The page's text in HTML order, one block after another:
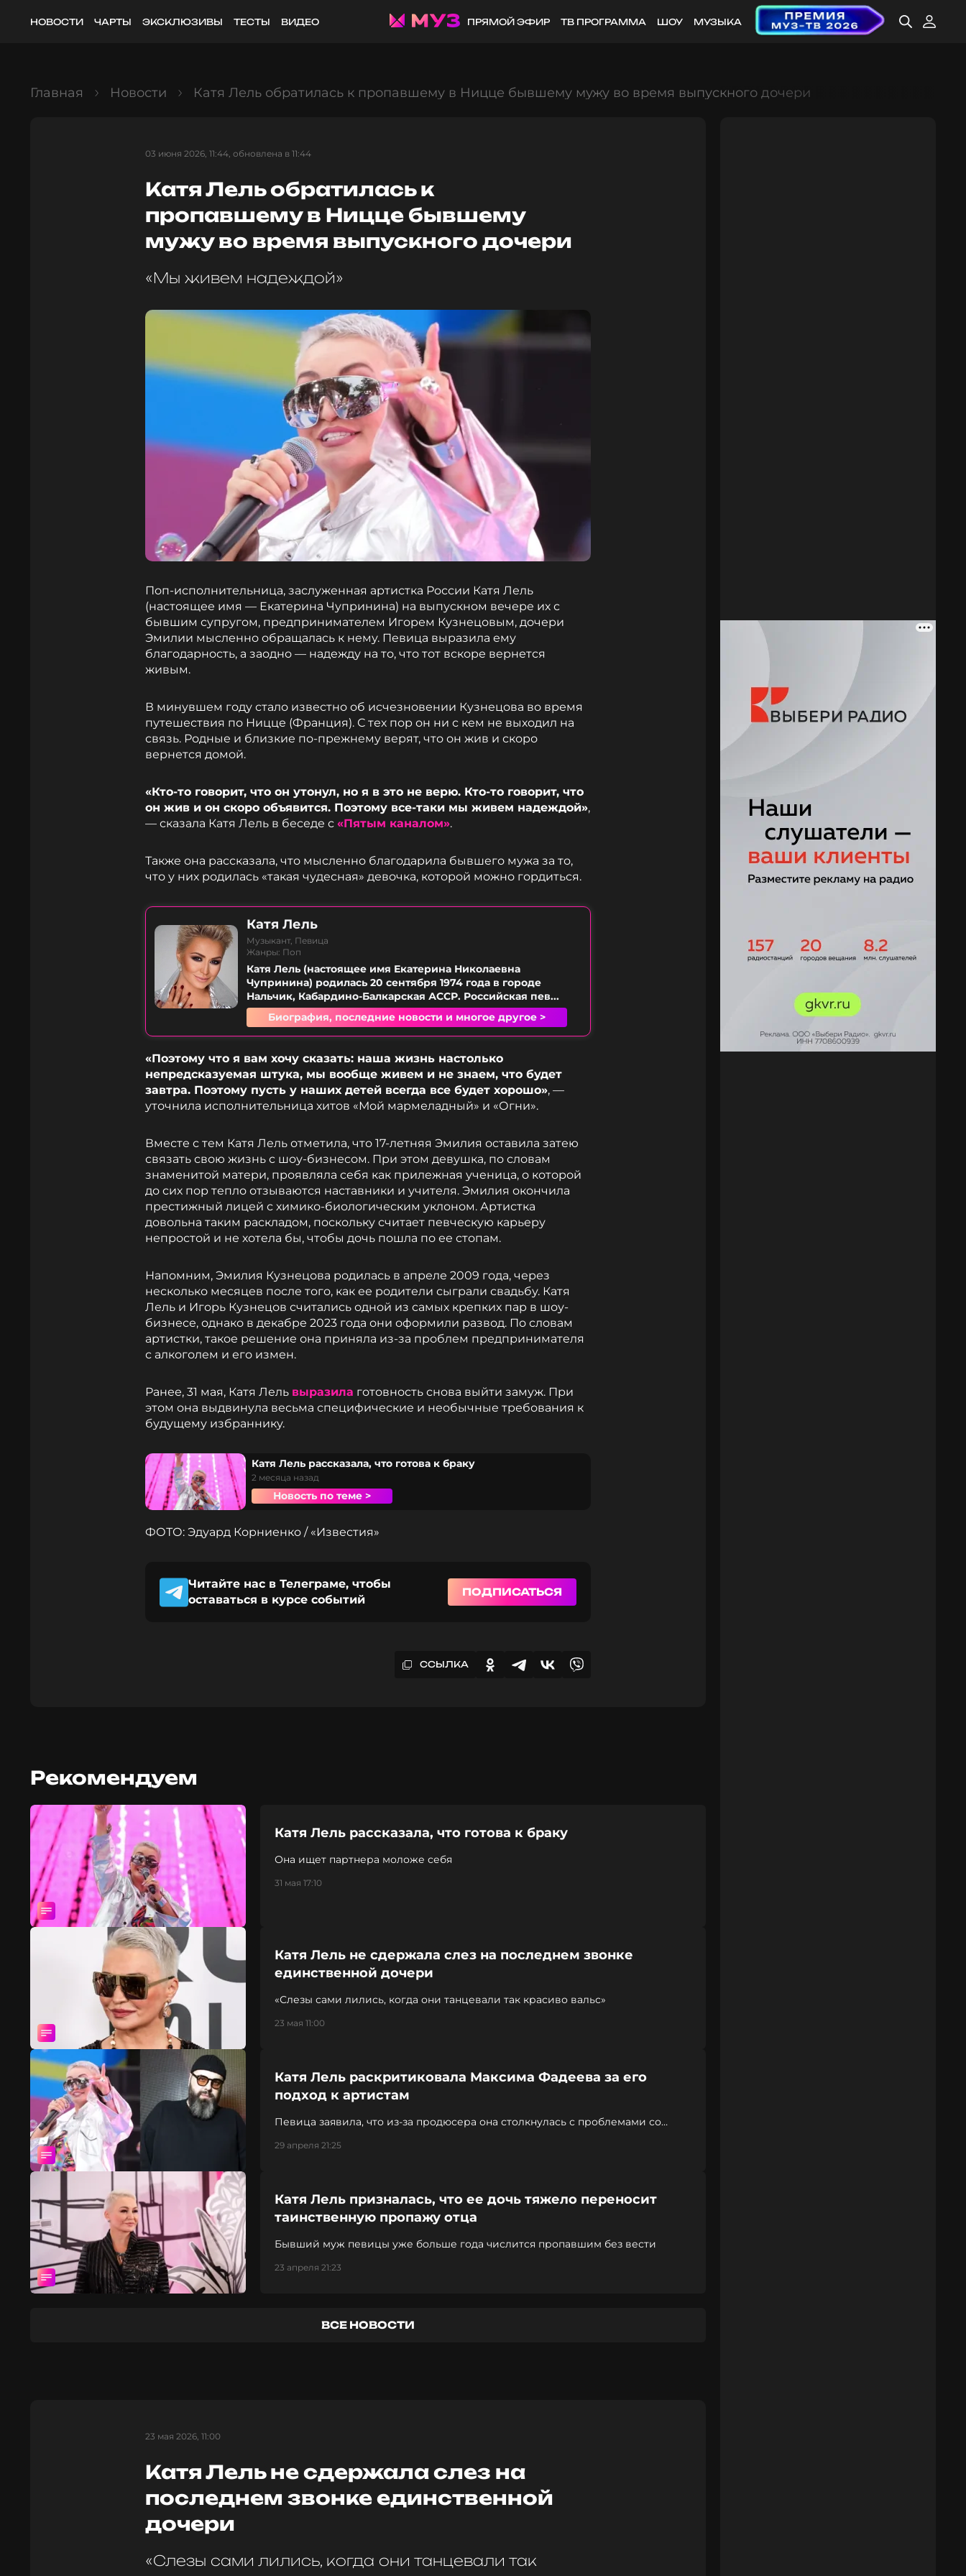
НОВОСТИ ЧАРТЫ ЭКСКЛЮЗИВЫ ТЕСТЫ ВИДЕО ПРЯМОЙ ЭФИР ТВ ПРОГРАММА ШОУ МУЗЫКА
Главная Новости Катя Лель обратилась к пропавшему в Ницце бывшему мужу во время выпускного дочери
03 июня 2026, 11:44, обновлена в 11:44
Катя Лель обратилась к
пропавшему в Ницце бывшему
мужу во время выпускного дочери
«Мы живем надеждой»
Поп-исполнительница, заслуженная артистка России Катя Лель
(настоящее имя — Екатерина Чупринина) на выпускном вечере их с
бывшим супругом, предпринимателем Игорем Кузнецовым, дочери
Эмилии мысленно обращалась к нему. Певица выразила ему
благодарность, а заодно — надежду на то, что тот вскоре вернется
живым.
В минувшем году стало известно об исчезновении Кузнецова во время
путешествия по Ницце (Франция). С тех пор он ни с кем не выходил на
связь. Родные и близкие по-прежнему верят, что он жив и скоро
вернется домой.
«Кто-то говорит, что он утонул, но я в это не верю. Кто-то говорит, что
он жив и он скоро объявится. Поэтому все-таки мы живем надеждой»,
— сказала Катя Лель в беседе с «Пятым каналом».
Также она рассказала, что мысленно благодарила бывшего мужа за то,
что у них родилась «такая чудесная» девочка, которой можно гордиться.
Катя Лель
Музыкант, Певица
Жанры: Поп
Катя Лель (настоящее имя Екатерина Николаевна
Чупринина) родилась 20 сентября 1974 года в городе
Нальчик, Кабардино-Балкарская АССР. Российская пев...
Биография, последние новости и многое другое >
«Поэтому что я вам хочу сказать: наша жизнь настолько
непредсказуемая штука, мы вообще живем и не знаем, что будет
завтра. Поэтому пусть у наших детей всегда все будет хорошо», —
уточнила исполнительница хитов «Мой мармеладный» и «Огни».
Вместе с тем Катя Лель отметила, что 17-летняя Эмилия оставила затею
связать свою жизнь с шоу-бизнесом. При этом девушка, по словам
знаменитой матери, проявляла себя как прилежная ученица, о которой
до сих пор тепло отзываются наставники и учителя. Эмилия окончила
престижный лицей с химико-биологическим уклоном. Артистка
довольна таким раскладом, поскольку считает певческую карьеру
непростой и не хотела бы, чтобы дочь пошла по ее стопам.
Напомним, Эмилия Кузнецова родилась в апреле 2009 года, через
несколько месяцев после того, как ее родители сыграли свадьбу. Катя
Лель и Игорь Кузнецов считались одной из самых крепких пар в шоу-
бизнесе, однако в декабре 2023 года они оформили развод. По словам
артистки, такое решение она приняла из-за проблем предпринимателя
с алкоголем и его измен.
Ранее, 31 мая, Катя Лель выразила готовность снова выйти замуж. При
этом она выдвинула весьма специфические и необычные требования к
будущему избраннику.
Катя Лель рассказала, что готова к браку
2 месяца назад
Новость по теме >
ФОТО: Эдуард Корниенко / «Известия»
Читайте нас в Телеграме, чтобы
оставаться в курсе событий
ПОДПИСАТЬСЯ
ССЫЛКА
Рекомендуем
Катя Лель рассказала, что готова к браку
Она ищет партнера моложе себя
31 мая 17:10
Катя Лель не сдержала слез на последнем звонке
единственной дочери
«Слезы сами лились, когда они танцевали так красиво вальс»
23 мая 11:00
Катя Лель раскритиковала Максима Фадеева за его
подход к артистам
Певица заявила, что из-за продюсера она столкнулась с проблемами со
29 апреля 21:25
Катя Лель призналась, что ее дочь тяжело переносит
таинственную пропажу отца
Бывший муж певицы уже больше года числится пропавшим без вести
23 апреля 21:23
ВСЕ НОВОСТИ
23 мая 2026, 11:00
Катя Лель не сдержала слез на
последнем звонке единственной
дочери
«Слезы сами лились, когда они танцевали так